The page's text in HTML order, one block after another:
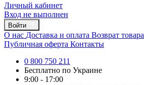
Личный кабинет
Вход не выполнен
Войти
О нас Доставка и оплата Возврат товара
Публичная оферта Контакты
0 800 750 211
Бесплатно по Украине
9:00 - 17:00